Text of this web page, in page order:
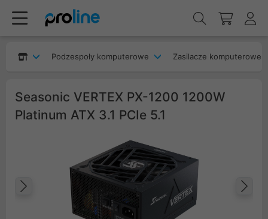
Podzespoły komputerowe Zasilacze komputerowe
Seasonic VERTEX PX-1200 1200W
Platinum ATX 3.1 PCIe 5.1
Poprzedni